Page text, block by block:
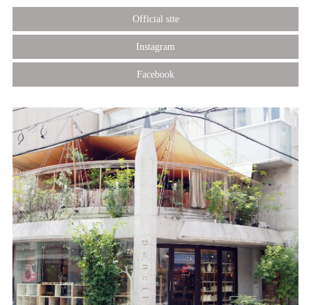
Official site
Instagram
Facebook